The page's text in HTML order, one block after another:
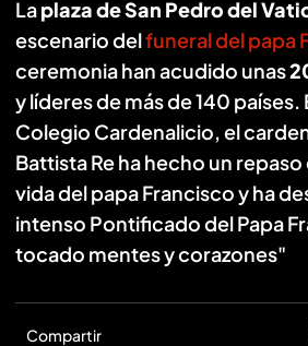
Laplaza de San Pedro del
escenario delfuneral del papa
ceremonia han acudido unas
y líderes de más de 140 países.
Colegio Cardenalicio, el
Battista Re ha hecho un repaso
vida del papa Francisco y ha
intenso Pontificado del Papa
tocado mentes y corazones"
Compartir